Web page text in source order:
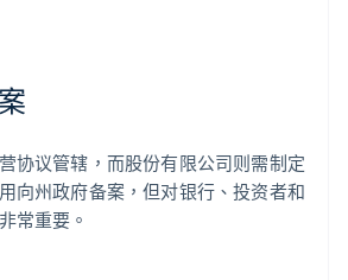
协议管辖，而股份有限公司则需制定
向州政府备案，但对银行、投资者和
常重要。